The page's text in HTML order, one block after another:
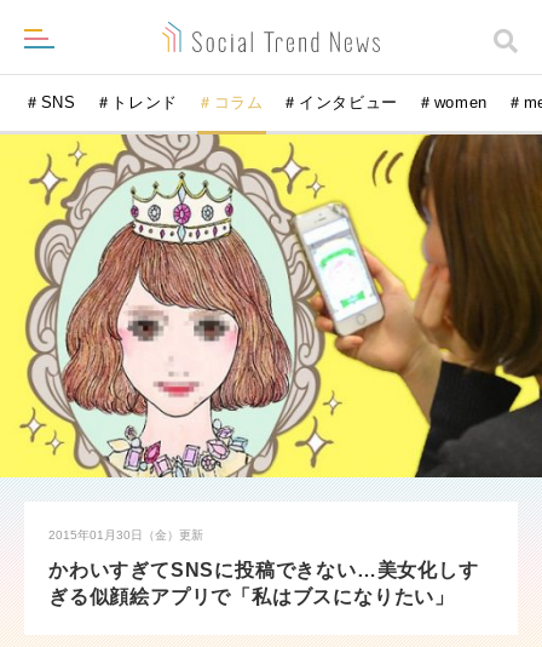
＃SNS ＃トレンド ＃コラム ＃インタビュー ＃women ＃
2015年01月30日（金） 更新
かわいすぎてSNSに投稿できない…美女化しす
ぎる似顔絵アプリで「私はブスになりたい」